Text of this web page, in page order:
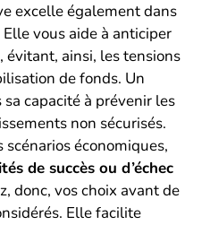
excelle également dans
vous aide à anticiper
évitant, ainsi, les tensions
de fonds. Un
capacité à prévenir les
non sécurisés.
économiques,
de succès ou d’échec
donc, vos choix avant de
Elle facilite